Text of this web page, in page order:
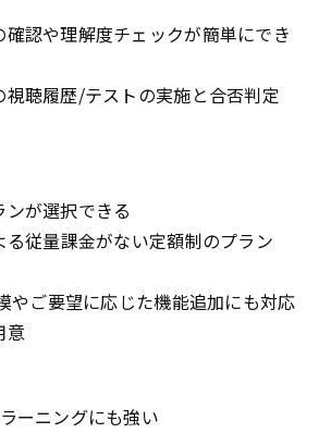
確認や理解度チェックが簡単にでき
聴履歴/テストの実施と合否判定
ンが選択できる
従量課金がない定額制のプラン
やご要望に応じた機能追加にも対応
意
ーニングにも強い